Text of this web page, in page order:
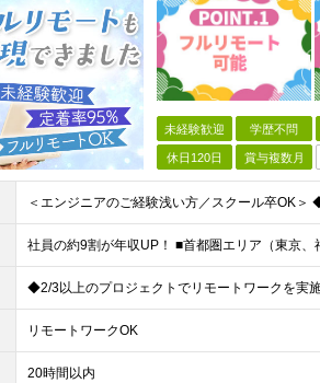
未経験歓迎 学歴不問
休日120日 賞与複数月
リモートワークOK
20時間以内